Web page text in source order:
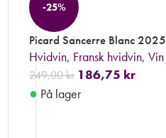
-25%
Picard Sancerre Blanc 2025
Hvidvin, Fransk hvidvin, Vin
249,00kr 186,75 kr
● På lager